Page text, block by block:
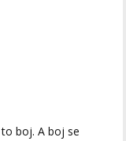
boj. A boj se